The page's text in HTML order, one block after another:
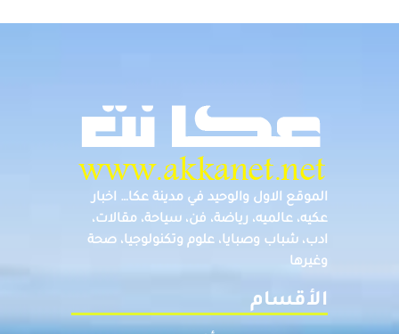
الموقع الاول والوحيد في مدينة عكا… اخبار
عكيه، عالميه، رياضة، فن، سياحة، مقالات،
ادب، شباب وصبايا، علوم وتكنولوجيا، صحة
وغيرها
الأقسام